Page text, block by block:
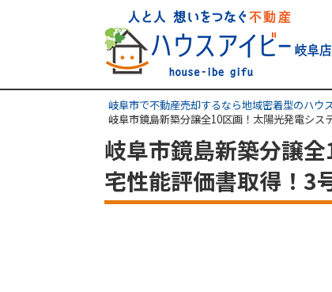
岐阜市で不動産売却するなら地域密着型のハウ
岐阜市鏡島新築分譲全10区画！太陽光発電シ
岐阜市鏡島新築分譲
宅性能評価書取得！3